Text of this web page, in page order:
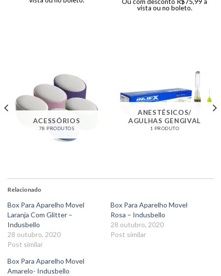
Ou com desconto R$75,99 à
vista ou no boleto.
ACESSÓRIOS
78 PRODUTOS
ANESTÉSICOS/
AGULHAS GENGIVAL
1 PRODUTO
Relacionado
Box Para Aparelho Movel
Laranja Com Glitter –
Indusbello
28 outubro, 2020
Post similar
Box Para Aparelho Movel
Rosa – Indusbello
28 outubro, 2020
Post similar
Box Para Aparelho Movel
Amarelo- Indusbello